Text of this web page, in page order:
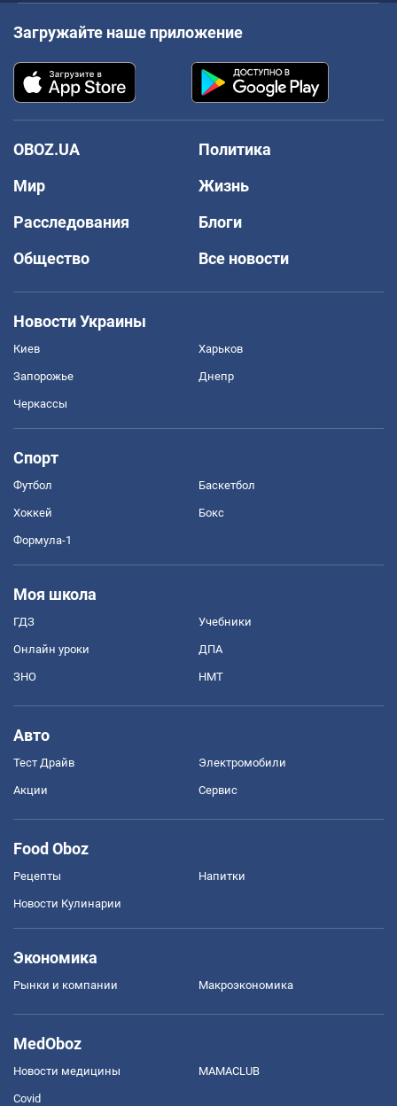
Загружайте наше приложение
OBOZ.UA
Политика
Мир
Жизнь
Расследования
Блоги
Общество
Все новости
Новости Украины
Киев Харьков
Запорожье Днепр
Черкассы
Спорт
Футбол Баскетбол
Хоккей Бокс
Формула-1
Моя школа
ГДЗ Учебники
Онлайн уроки ДПА
ЗНО НМТ
Авто
Тест Драйв Электромобили
Акции Сервис
Food Oboz
Рецепты Напитки
Новости Кулинарии
Экономика
Рынки и компании Mакроэкономика
MedOboz
Новости медицины MAMACLUB
Covid